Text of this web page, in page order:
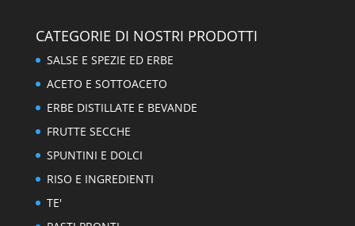
CATEGORIE DI NOSTRI PRODOTTI
SALSE E SPEZIE ED ERBE
ACETO E SOTTOACETO
ERBE DISTILLATE E BEVANDE
FRUTTE SECCHE
SPUNTINI E DOLCI
RISO E INGREDIENTI
TE'